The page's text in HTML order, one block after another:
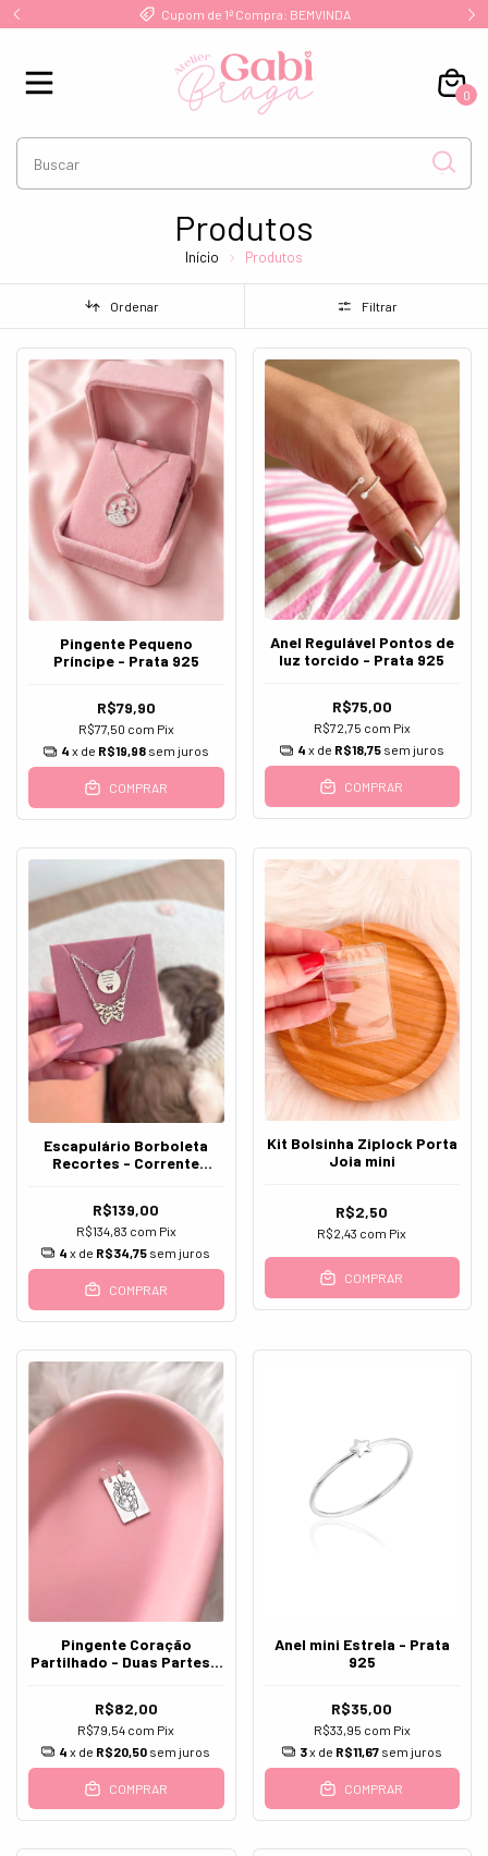
Frete Grátis a partir de R$ 249 para Sul/Sudeste
0
Produtos
Início Produtos
Ordenar Filtrar
Pingente Pequeno
Príncipe - Prata 925
R$79,90
R$77,50 com Pix
4 x de R$19,98 sem juros
COMPRAR
Anel Regulável Pontos de
luz torcido - Prata 925
R$75,00
R$72,75 com Pix
4 x de R$18,75 sem juros
COMPRAR
Escapulário Borboleta
Recortes - Corrente
R$139,00
R$134,83 com Pix
4 x de R$34,75 sem juros
COMPRAR
Kit Bolsinha Ziplock Porta
Joia mini
R$2,50
R$2,43 com Pix
COMPRAR
Pingente Coração
Partilhado - Duas Partes -
R$82,00
R$79,54 com Pix
4 x de R$20,50 sem juros
COMPRAR
Anel mini Estrela - Prata
925
R$35,00
R$33,95 com Pix
3x de R$11,67 sem juros
COMPRAR